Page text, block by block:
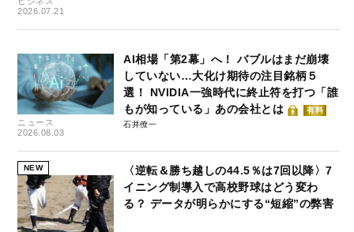
2026.07.21
ニュース
2026.08.03
AI相場「第2幕」へ！ バブルはまだ崩壊
していない…大化け期待の注目銘柄５
選！ NVIDIA一強時代に終止符を打つ「誰
もが知っている」あの会社とは
有料
石井僚一
NEW
〈逆転＆勝ち越しの44.5％は7回以降〉7
イニング制導入で高校野球はどう変わ
る？ データが明らかにする“短縮”の弊害